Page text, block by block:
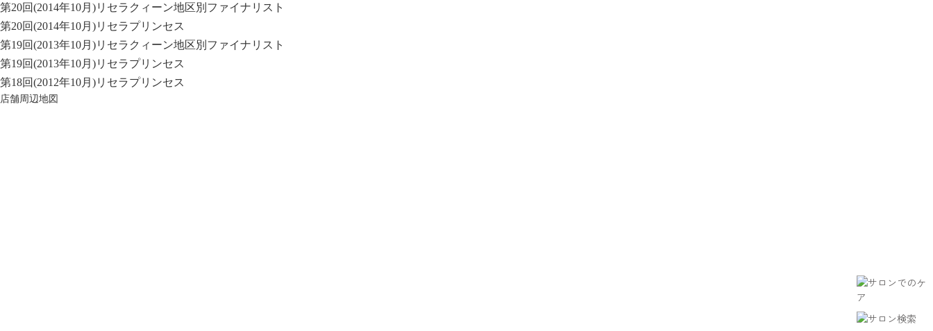
第20回(2014年10月)リセラクィーン地区別ファイナリスト
第20回(2014年10月)リセラプリンセス
第19回(2013年10月)リセラクィーン地区別ファイナリスト
第19回(2013年10月)リセラプリンセス
第18回(2012年10月)リセラプリンセス
店舗周辺地図